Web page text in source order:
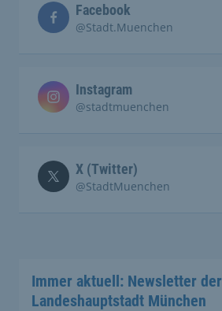
Facebook
@Stadt.Muenchen
Instagram
@stadtmuenchen
X (Twitter)
@StadtMuenchen
Immer aktuell: Newsletter der
Landeshauptstadt München